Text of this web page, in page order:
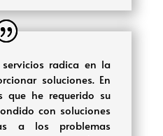
radica en la
soluciones. En
que he requerido su
con soluciones
a los problemas